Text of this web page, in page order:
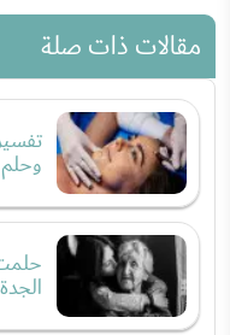
مقالات ذات صلة